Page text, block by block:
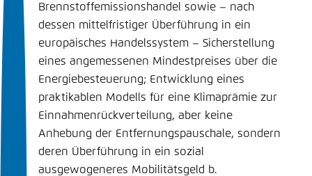
Brennstoffemissionshandel sowie – nach
dessen mittelfristiger Überführung in ein
europäisches Handelssystem – Sicherstellung
eines angemessenen Mindestpreises über die
Energiebesteuerung; Entwicklung eines
praktikablen Modells für eine Klimaprämie zur
Einnahmenrückverteilung, aber keine
Anhebung der Entfernungspauschale, sondern
deren Überführung in ein sozial
ausgewogeneres Mobilitätsgeld b.